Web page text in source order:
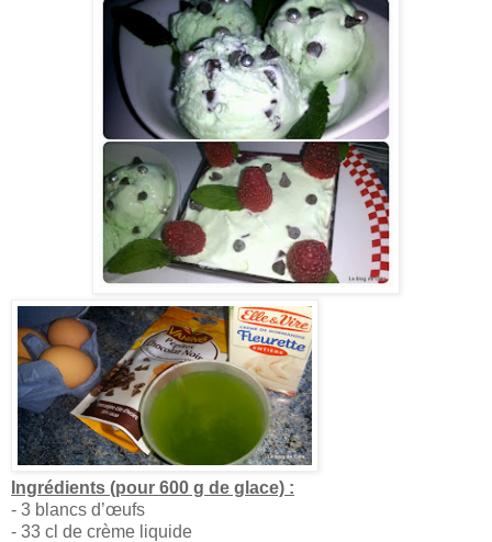
Ingrédients (pour 600 g de glace) :
- 3 blancs d’œufs
- 33 cl de crème liquide